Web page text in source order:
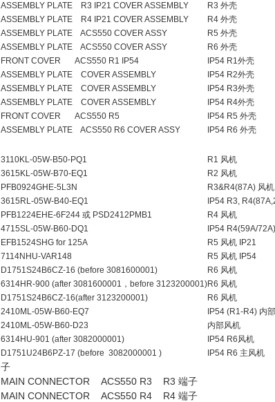
ASSEMBLY PLATE R3 IP21 COVER ASSEMBLY
R3 外
ASSEMBLY PLATE R4 IP21 COVER ASSEMBLY
R4 外
ASSEMBLY PLATE ACS550 COVER ASSY
R5 外
ASSEMBLY PLATE ACS550 COVER ASSY
R6 外
FRONT COVER ACS550 R1 IP54
IP54 R1外壳
ASSEMBLY PLATE COVER ASSEMBLY
IP54 R2外壳
ASSEMBLY PLATE COVER ASSEMBLY
IP54 R3外壳
ASSEMBLY PLATE COVER ASSEMBLY
IP54 R4外壳
FRONT COVER ACS550 R5
IP54 R5 外壳
ASSEMBLY PLATE ACS550 R6 COVER ASSY
IP54 R6 外壳
3110KL-05W-B50-PQ1
R1 风
3615KL-05W-B70-EQ1
R2 风
PFB0924GHE-5L3N
R3&R4(87A) 风机
3615RL-05W-B40-EQ1
IP54 R3,
PFB1224EHE-6F244 或 PSD2412PMB1
R4 风
4715SL-05W-B60-DQ1
IP54 R4(59A/72A)
EFB1524SHG for 125A
R5 风机 IP21
7114NHU-VAR148
R5 风机 IP54
D1751S24B6CZ-16 (before 3081600001)
R6 风
6314HR-900 (after 3081600001，before 3123200001)R6 风机
D1751S24B6CZ-16(after 3123200001)
R6 风机
2410ML-05W-B60-EQ7
IP54 (R1-
2410ML-05W-B60-D23
内部风机
6314HU-901 (after 3082000001)
IP54 R6风机
D1751U24B6PZ-17 (before 3082000001 )
IP54 R6
子
MAIN CONNECTOR ACS550 R3 R3 端子
MAIN CONNECTOR ACS550 R4 R4 端子